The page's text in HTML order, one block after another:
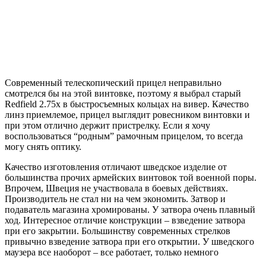
Современный телескопический прицел неправильно
смотрелся бы на этой винтовке, поэтому я выбрал старый
Redfield 2.75х в быстросъемных кольцах на вивер. Качество
линз приемлемое, прицел выглядит ровесником винтовки и
при этом отлично держит пристрелку. Если я хочу
воспользоваться “родным” рамочным прицелом, то всегда
могу снять оптику.
Качество изготовления отличают шведское изделие от
большинства прочих армейских винтовок той военной поры.
Впрочем, Швеция не участвовала в боевых действиях.
Производитель не стал ни на чем экономить. Затвор и
подаватель магазина хромированы. У затвора очень плавный
ход. Интересное отличие конструкции – взведение затвора
при его закрытии. Большинству современных стрелков
привычно взведение затвора при его открытии. У шведского
маузера все наоборот – все работает, только немного